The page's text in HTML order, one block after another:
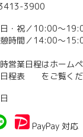
3900
・祝／10:00～
時間／14:00～
営業日程はホー
程表 をご覧くだ
PayPay 対応